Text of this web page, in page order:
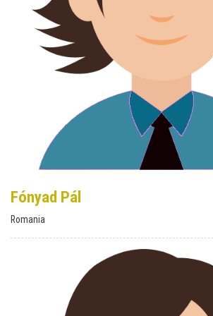
Fónyad Pál
Romania